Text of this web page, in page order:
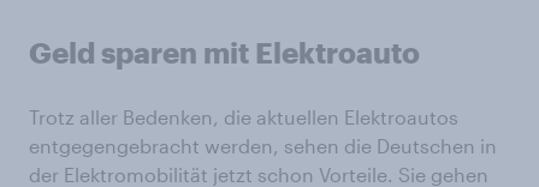
Geld sparen mit Elektroauto
Trotz aller Bedenken, die aktuellen Elektroautos
entgegengebracht werden, sehen die Deutschen in
der Elektromobilität jetzt schon Vorteile. Sie gehen